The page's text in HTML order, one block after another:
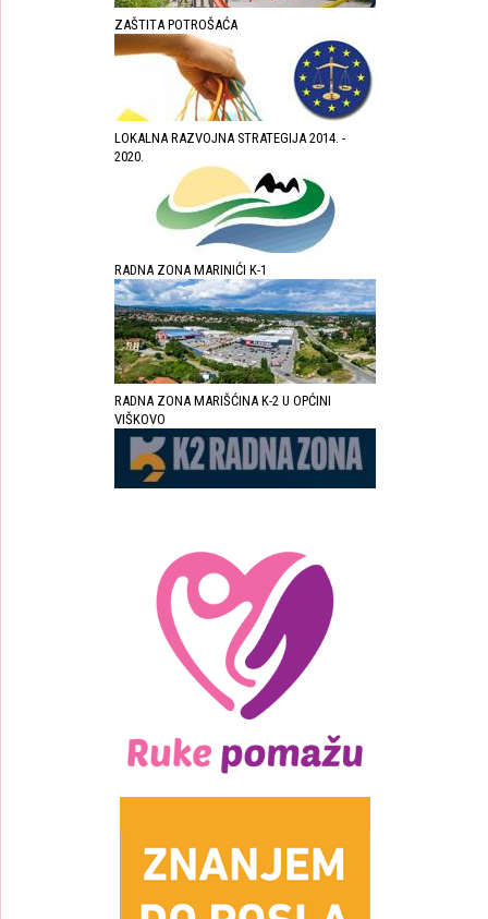
ZAŠTITA POTROŠAĆA
LOKALNA RAZVOJNA STRATEGIJA 2014. -
2020.
RADNA ZONA MARINIĆI K-1
RADNA ZONA MARIŠĆINA K-2 U OPĆINI
VIŠKOVO